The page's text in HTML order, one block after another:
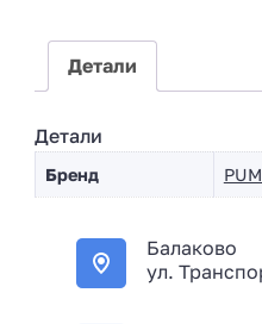
Детали
Детали
Бренд
Балаково
ул.